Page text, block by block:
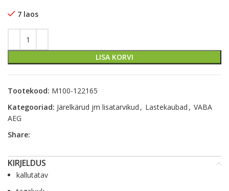
7 laos
LISA KORVI
Tootekood: M100-122165
Kategooriad: Järelkärud jm lisatarvikud , Lastekaubad , VABA
AEG
Share:
KIRJELDUS
kallutatav